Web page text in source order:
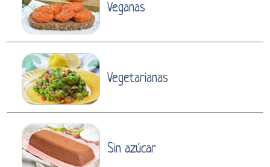
Veganas
Vegetarianas
Sin azúcar